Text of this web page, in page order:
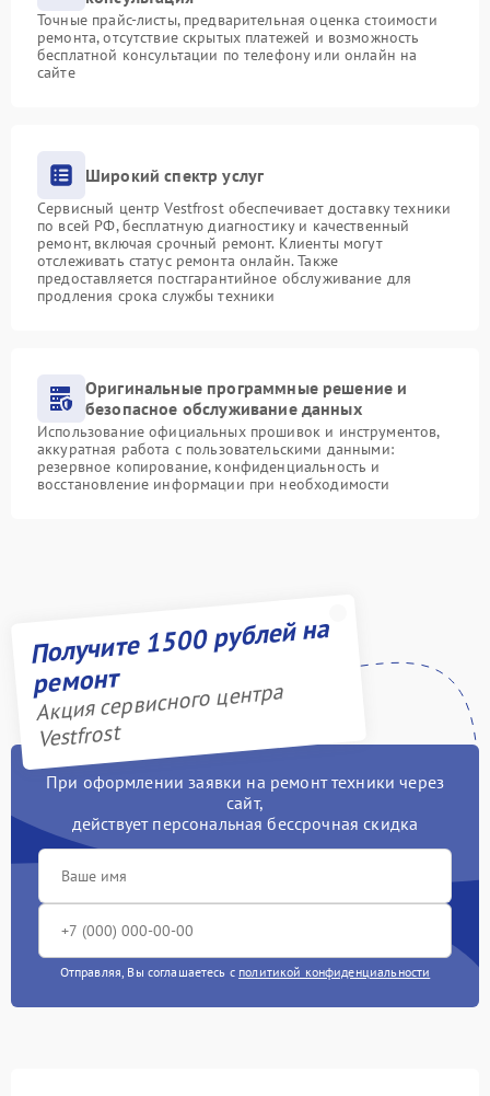
Точные прайс-листы, предварительная оценка стоимости
ремонта, отсутствие скрытых платежей и возможность
бесплатной консультации по телефону или онлайн на
сайте
Широкий спектр услуг
Сервисный центр Vestfrost обеспечивает доставку техники
по всей РФ, бесплатную диагностику и качественный
ремонт, включая срочный ремонт. Клиенты могут
отслеживать статус ремонта онлайн. Также
предоставляется постгарантийное обслуживание для
продления срока службы техники
Оригинальные программные решение и
безопасное обслуживание данных
Использование официальных прошивок и инструментов,
аккуратная работа с пользовательскими данными:
резервное копирование, конфиденциальность и
восстановление информации при необходимости
Получите 1500 рублей на
ремонт
Акция сервисного центра
Vestfrost
При оформлении заявки на ремонт техники через
сайт,
действует персональная бессрочная скидка
Отправляя, Вы соглашаетесь с политикой конфиденциальности